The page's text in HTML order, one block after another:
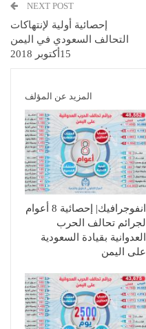
NEXT POST
إحصائية أولية لإنتهاكات
التحالف السعودي في اليمن
15أكتوبر 2018
المزيد عن المؤلف
انفوجرافيك| إحصائية 8 أعوام
لجرائم تحالف الحرب
العدوانية بقيادة السعودية
على اليمن